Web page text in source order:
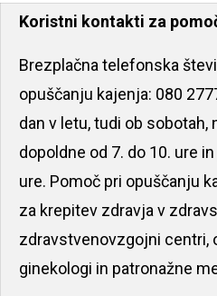
Koristni kontakti za
Brezplačna telefonska
opuščanju kajenja: 080
dan v letu, tudi ob sobotah,
dopoldne od 7. do 10. ure
ure. Pomoč pri opuščanju
za krepitev zdravja v
zdravstvenovzgojni centri,
ginekologi in patronažne